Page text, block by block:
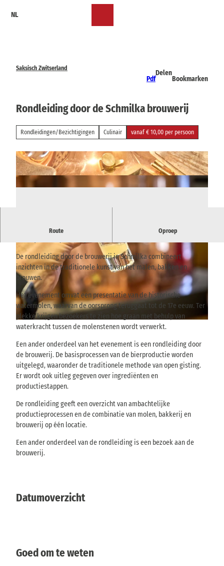
NL
Saksisch Zwitserland
Pdf
Delen
Bookmarken
Rondleiding door de Schmilka brouwerij
Rondleidingen/Bezichtigingen Culinair vanaf € 10,00 per persoon
© @ Achim Meurer, AchimMeurer.com |CC-BY
© @ Achim Meurer, AchimMeurer.com | CC-BY
Route Oproep
Rondleiding door de brouwerij in Schmilka met inzicht in de
De rondleiding door de brouwerij in Schmilka combineert
inzichten in de traditionele kunst van het malen, bakken en
brouwen.
Het evenement omvat een presentatie van de historische
watermolen, waarvan de oorsprong teruggaat tot de 17e eeuw. Ter
plekke krijgen bezoekers te zien hoe graan met behulp van
waterkracht tussen de molenstenen wordt verwerkt.
Een ander onderdeel van het evenement is een rondleiding door
de brouwerij. De basisprocessen van de bierproductie worden
uitgelegd, waaronder de traditionele methode van open gisting.
Er wordt ook uitleg gegeven over ingrediënten en
productiestappen.
De rondleiding geeft een overzicht van ambachtelijke
productieprocessen en de combinatie van molen, bakkerij en
brouwerij op één locatie.
Een ander onderdeel van de rondleiding is een bezoek aan de
brouwerij.
Datumoverzicht
Goed om te weten